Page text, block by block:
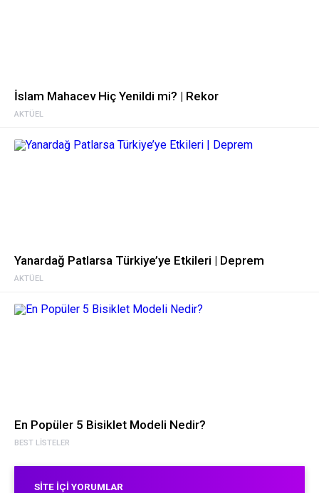
AKTÜEL
İslam Mahacev Hiç Yenildi mi? | Rekor
AKTÜEL
Yanardağ Patlarsa Türkiye’ye Etkileri | Deprem
BEST LISTELER
En Popüler 5 Bisiklet Modeli Nedir?
SITE İÇI YORUMLAR